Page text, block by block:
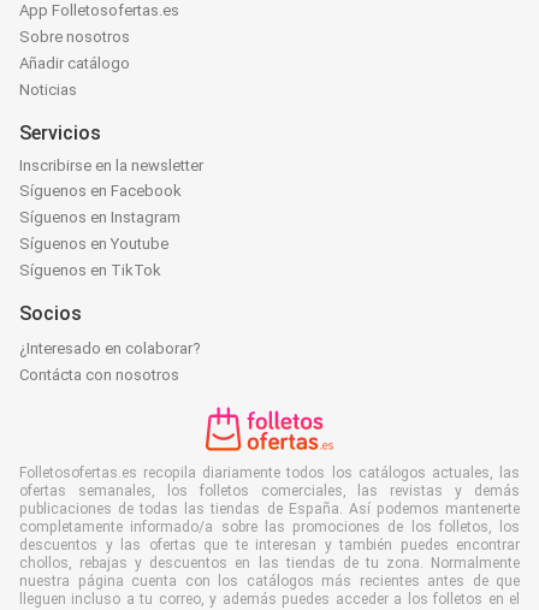
App Folletosofertas.es
Sobre nosotros
Añadir catálogo
Noticias
Servicios
Inscribirse en la newsletter
Síguenos en Facebook
Síguenos en Instagram
Síguenos en Youtube
Síguenos en TikTok
Socios
¿Interesado en colaborar?
Contácta con nosotros
Folletosofertas.es recopila diariamente todos los catálogos actuales, las
ofertas semanales, los folletos comerciales, las revistas y demás
publicaciones de todas las tiendas de España. Así podemos mantenerte
completamente informado/a sobre las promociones de los folletos, los
descuentos y las ofertas que te interesan y también puedes encontrar
chollos, rebajas y descuentos en las tiendas de tu zona. Normalmente
nuestra página cuenta con los catálogos más recientes antes de que
lleguen incluso a tu correo, y además puedes acceder a los folletos en el